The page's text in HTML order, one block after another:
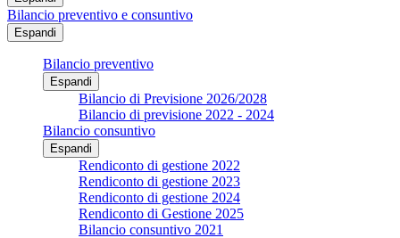
Bilancio preventivo e consuntivo
Espandi
Bilancio preventivo
Espandi
Bilancio di Previsione 2026/2028
Bilancio di previsione 2022 - 2024
Bilancio consuntivo
Espandi
Rendiconto di gestione 2022
Rendiconto di gestione 2023
Rendiconto di gestione 2024
Rendiconto di Gestione 2025
Bilancio consuntivo 2021